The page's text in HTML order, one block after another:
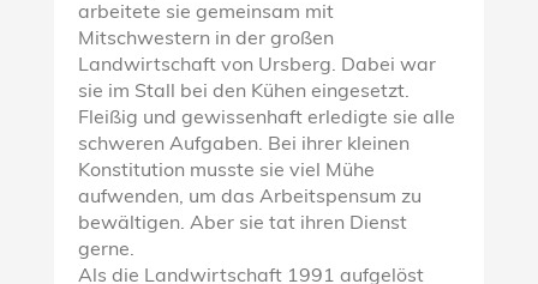
arbeitete sie gemeinsam mit
Mitschwestern in der großen
Landwirtschaft von Ursberg. Dabei war
sie im Stall bei den Kühen eingesetzt.
Fleißig und gewissenhaft erledigte sie alle
schweren Aufgaben. Bei ihrer kleinen
Konstitution musste sie viel Mühe
aufwenden, um das Arbeitspensum zu
bewältigen. Aber sie tat ihren Dienst
gerne.
Als die Landwirtschaft 1991 aufgelöst